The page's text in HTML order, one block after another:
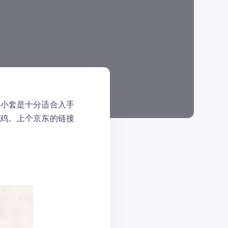
套是十分适合入手
。上个京东的链接